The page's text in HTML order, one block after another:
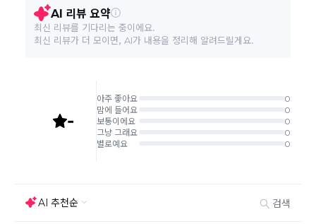
A/S 책임자와 전화번호 상세페이지 참조
본 상품 정보의 내용은 공정거래위원회 '상품정보제공고시'에 따라 판매자가 직접 등록한
주문완료 후 재고 부족 등으로 인해 주문 취소 처리가 될
수도 있는 점 양해 부탁드립니다.
주문상태가 상품준비중인 경우 취소신청이 불가능합니
반품/교환은 미사용 제품에 한해 배송완료 후 7일 이내입
니다.
임의반품은 불가하오니 반드시 고객센터나 ＂마이바바
> 주문취소/교환/반품 신청"을 통해서 신청접수를 하시
기 바랍니다.